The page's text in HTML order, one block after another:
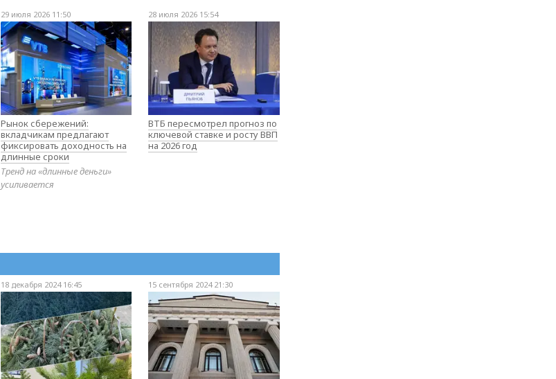
29 июля 2026 11:50
Рынок сбережений:
вкладчикам предлагают
фиксировать доходность на
длинные сроки
Тренд на «длинные деньги»
усиливается
28 июля 2026 15:54
ВТБ пересмотрел прогноз по
ключевой ставке и росту ВВП
на 2026 год
18 декабря 2024 16:45 15 сентября 2024 21:30